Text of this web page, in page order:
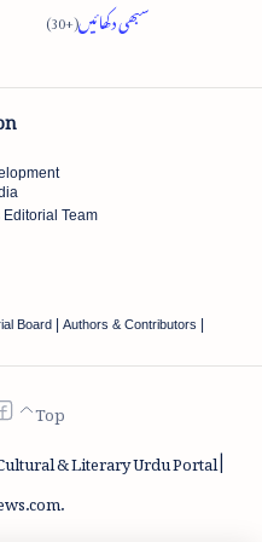
Team
Board | Authors & Contributors |
& Literary Urdu Portal |
.